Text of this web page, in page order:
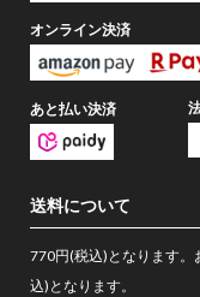
オンライン決済
あと払い決済
送料について
770円(税込)となります
込)となります。